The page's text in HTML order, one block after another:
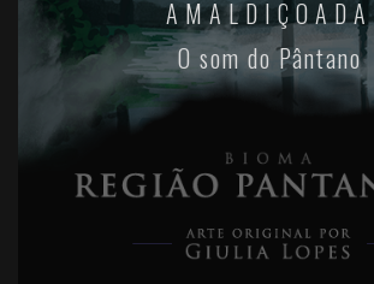
AMALDIÇOADA
O som do Pântano